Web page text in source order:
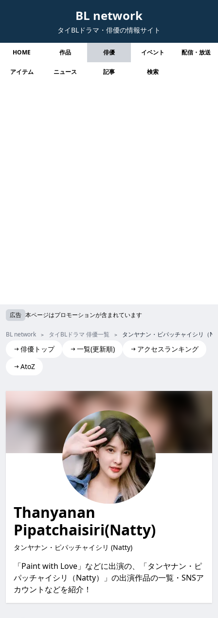
BL network
タイBLドラマ・俳優の情報サイト
HOME 作品 俳優 イベント 配信・放送
アイテム ニュース 記事 検索
広告 本ページはプロモーションが含まれています
BL network タイBLドラマ 俳優一覧 タンヤナン・ピパッチャイシリ（
俳優トップ 一覧(更新順)
アクセスランキング
AtoZ
Thanyanan Pipatchaisiri(Natty)
タンヤナン・ピパッチャイシリ (Natty)
Thanyanan
Pipatchaisiri(Natty)
タンヤナン・ピパッチャイシリ (Natty)
「Paint with Love」などに出演の、「タンヤナン・ピ
パッチャイシリ（Natty）」の出演作品の一覧・SNSア
カウントなどを紹介！